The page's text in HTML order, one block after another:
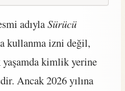
adıylaSürücü
kullanma izni değil,
yaşamda kimlik yerine
Ancak 2026 yılına